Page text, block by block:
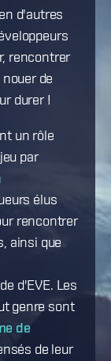
d'autres
rencontrer
de
durer !
un rôle
par
élus
rencontrer
ainsi que
d'EVE. Les
genre sont
de
de leur